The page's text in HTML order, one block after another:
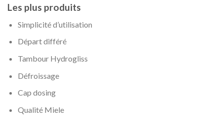
Les plus produits
Simplicité d’utilisation
Départ différé
Tambour Hydrogliss
Défroissage
Cap dosing
Qualité Miele